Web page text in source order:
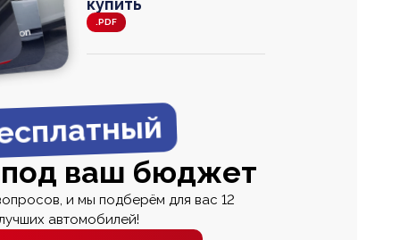
000
купить
.PDF
ваш бюджет
и мы подберём для вас 12
автомобилей!